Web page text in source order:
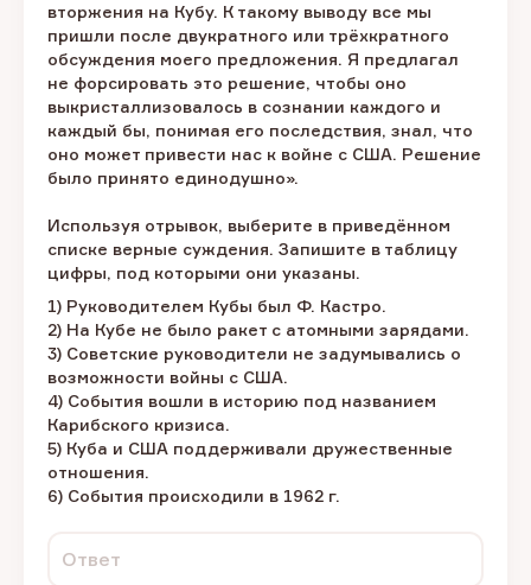
вторжения на Кубу. К такому выводу все мы
пришли после двукратного или трёхкратного
обсуждения моего предложения. Я предлагал
не форсировать это решение, чтобы оно
выкристаллизовалось в сознании каждого и
каждый бы, понимая его последствия, знал, что
оно может привести нас к войне с США. Решение
было принято единодушно».
Используя отрывок, выберите в приведённом
списке верные суждения. Запишите в таблицу
цифры, под которыми они указаны.
1) Руководителем Кубы был Ф. Кастро.
2) На Кубе не было ракет с атомными зарядами.
3) Советские руководители не задумывались о
возможности войны с США.
4) События вошли в историю под названием
Карибского кризиса.
5) Куба и США поддерживали дружественные
отношения.
6) События происходили в 1962 г.
Ответ